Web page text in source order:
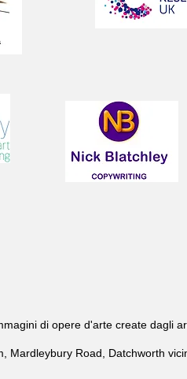
di opere d'arte create dagli
Mardleybury Road, Datchworth